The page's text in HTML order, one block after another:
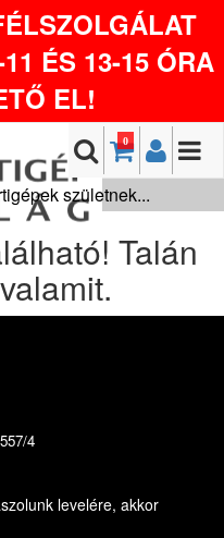
ÉS 13-15 ÓRA
EL!
0
születnek...
Talán
4
levelére, akkor